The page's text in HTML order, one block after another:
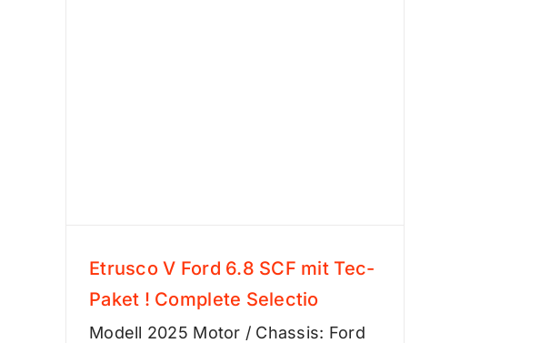
Etrusco V Ford 6.8 SCF mit Tec-
Paket ! Complete Selectio
Modell 2025 Motor / Chassis: Ford